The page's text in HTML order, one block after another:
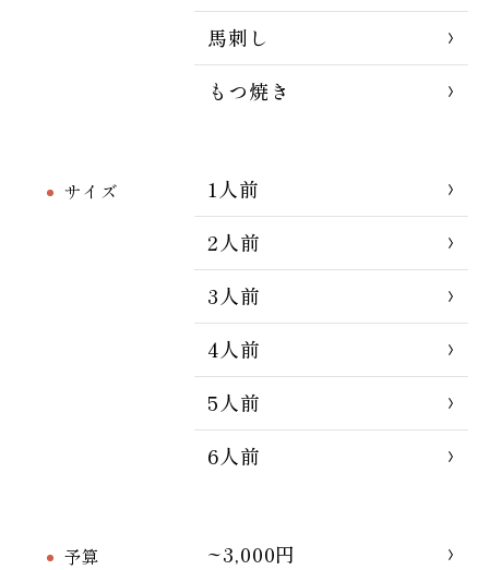
馬刺し
もつ焼き
サイズ
1人前
2人前
3人前
4人前
5人前
6人前
予算
~3,000円